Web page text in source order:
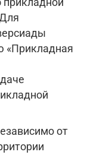
«Прикладная
от